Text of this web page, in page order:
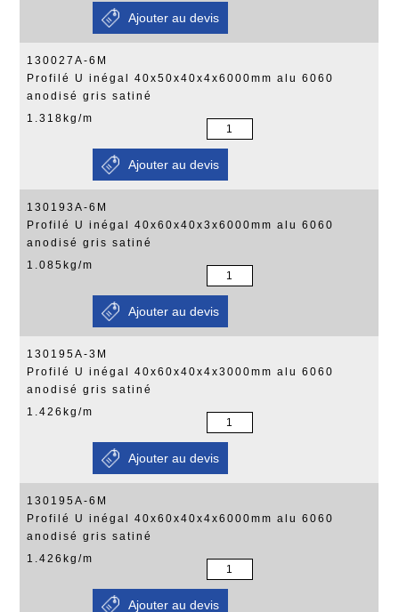
130027A-6M
Profilé U inégal 40x50x40x4x6000mm alu 6060
anodisé gris satiné
1.318kg/m
130193A-6M
Profilé U inégal 40x60x40x3x6000mm alu 6060
anodisé gris satiné
1.085kg/m
130195A-3M
Profilé U inégal 40x60x40x4x3000mm alu 6060
anodisé gris satiné
1.426kg/m
130195A-6M
Profilé U inégal 40x60x40x4x6000mm alu 6060
anodisé gris satiné
1.426kg/m